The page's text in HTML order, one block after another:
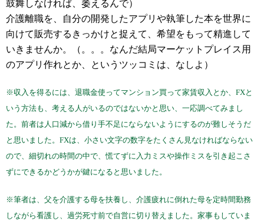
鼓舞しなければ、萎えるんで）
介護離職を、自分の開発したアプリや執筆した本を世界に
向けて販売するきっかけと捉えて、希望をもって精進して
いきませんか。（。。。なんだ結局マーケットプレイス用
のアプリ作れとか、というツッコミは、なしよ）
※収入を得るには、退職金使ってマンション買って家賃収入とか、FXと
いう方法も、考える人がいるのではないかと思い、一応調べてみまし
た。前者は人口減から借り手不足にならないようにするのが難しそうだ
と思いました。FXは、小さい文字の数字をたくさん見なければならない
ので、細切れの時間の中で、慌てずに入力ミスや操作ミスを引き起こさ
ずにできるかどうかが鍵になると思いました。
※筆者は、父を介護する母を扶養し、介護疲れに倒れた母を定時間勤務
しながら看護し、過労死寸前で自営に切り替えました。家事もしていま